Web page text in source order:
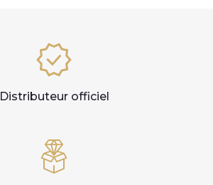
Distributeur officiel